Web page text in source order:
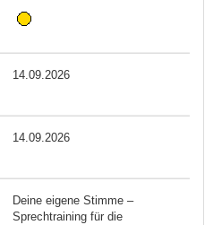
14.09.2026
14.09.2026
Deine eigene Stimme –
Sprechtraining für die